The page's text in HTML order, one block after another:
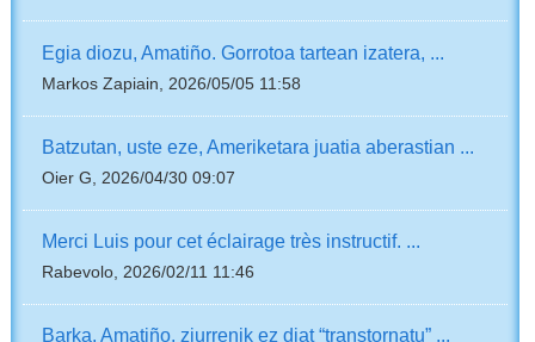
Egia diozu, Amatiño. Gorrotoa tartean izatera, ...
Markos Zapiain, 2026/05/05 11:58
Batzutan, uste eze, Ameriketara juatia aberastian ...
Oier G, 2026/04/30 09:07
Merci Luis pour cet éclairage très instructif. ...
Rabevolo, 2026/02/11 11:46
Barka, Amatiño, ziurrenik ez diat “transtornatu” ...